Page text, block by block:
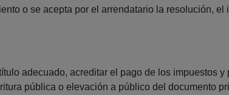
o se acepta por el arrendatario la resolución,
adecuado, acreditar el pago de los impuestos
pública o elevación a público del documento